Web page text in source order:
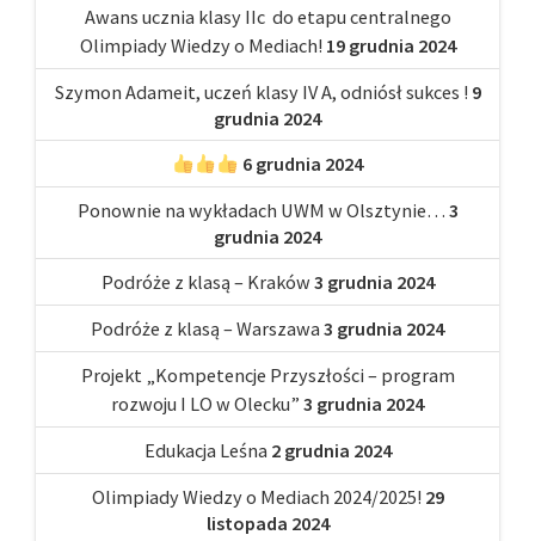
Awans ucznia klasy IIc do etapu centralnego
Olimpiady Wiedzy o Mediach! 19 grudnia 2024
Szymon Adameit, uczeń klasy IV A, odniósł sukces ! 9
grudnia 2024
6 grudnia 2024
Ponownie na wykładach UWM w Olsztynie… 3
grudnia 2024
Podróże z klasą – Kraków 3 grudnia 2024
Podróże z klasą – Warszawa 3 grudnia 2024
Projekt „Kompetencje Przyszłości – program
rozwoju I LO w Olecku” 3 grudnia 2024
Edukacja Leśna 2 grudnia 2024
Olimpiady Wiedzy o Mediach 2024/2025! 29
listopada 2024